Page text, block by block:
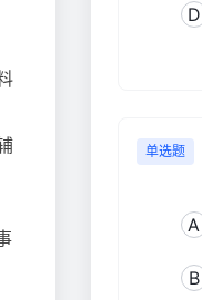
D
单选题
A
B